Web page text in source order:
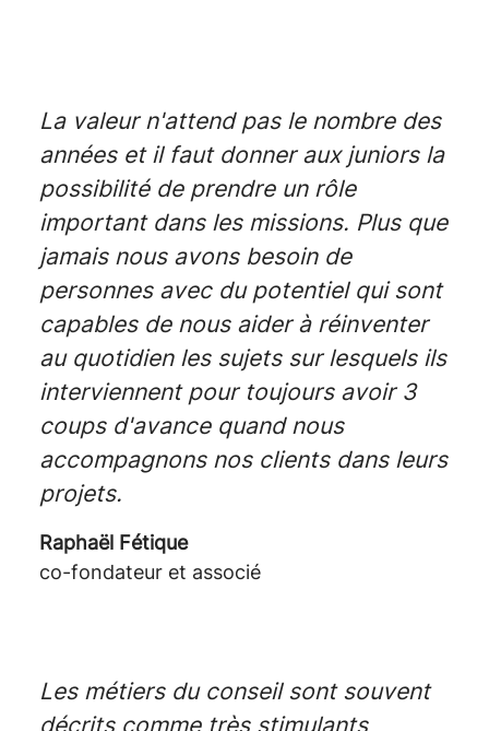
La valeur n'attend pas le nombre des
années et il faut donner aux juniors la
possibilité de prendre un rôle
important dans les missions. Plus que
jamais nous avons besoin de
personnes avec du potentiel qui sont
capables de nous aider à réinventer
au quotidien les sujets sur lesquels ils
interviennent pour toujours avoir 3
coups d'avance quand nous
accompagnons nos clients dans leurs
projets.
Raphaël Fétique
co-fondateur et associé
Les métiers du conseil sont souvent
décrits comme très stimulants